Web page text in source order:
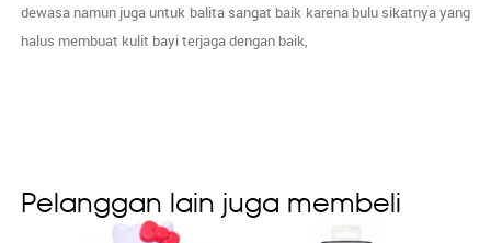
dewasa namun juga untuk balita sangat baik karena bulu sikatnya yang
halus membuat kulit bayi terjaga dengan baik,
Pelanggan lain juga membeli